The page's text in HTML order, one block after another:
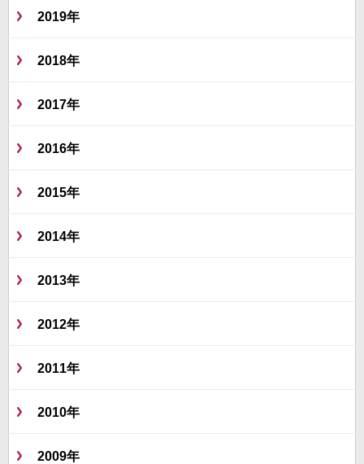
2019年
2018年
2017年
2016年
2015年
2014年
2013年
2012年
2011年
2010年
2009年